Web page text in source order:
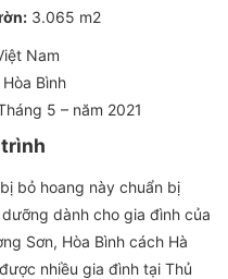
3.065 m2
Nam
Bình
5 – năm 2021
bỏ hoang này chuẩn bị
dành cho gia đình của
Sơn, Hòa Bình cách Hà
nhiều gia đình tại Thủ